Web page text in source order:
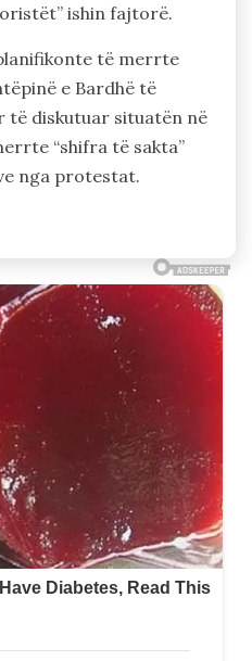
ishin fajtorë.
të merrte
e Bardhë të
të diskutuar situatën në
“shifra të sakta”
nga protestat.